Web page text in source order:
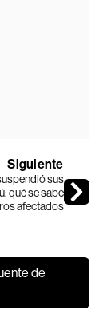
Siguiente
sus
qué se sabe
afectados
de